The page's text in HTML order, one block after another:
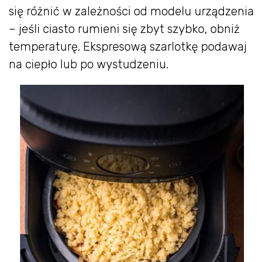
się różnić w zależności od modelu urządzenia
– jeśli ciasto rumieni się zbyt szybko, obniż
temperaturę. Ekspresową szarlotkę podawaj
na ciepło lub po wystudzeniu.